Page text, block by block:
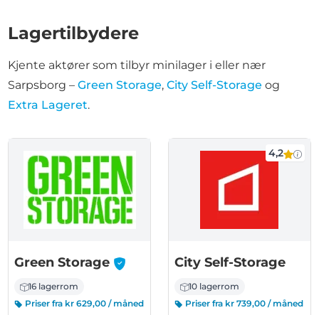
Lagertilbydere
Kjente aktører som tilbyr minilager i eller nær
Sarpsborg –Green Storage,City Self-Storage og
Extra Lageret.
Green Storage -
16 lagerrom
Priser fra kr 629,00 / måned
4,2
City Self-Storage
10 lagerrom
Priser fra kr 739,00 / måned